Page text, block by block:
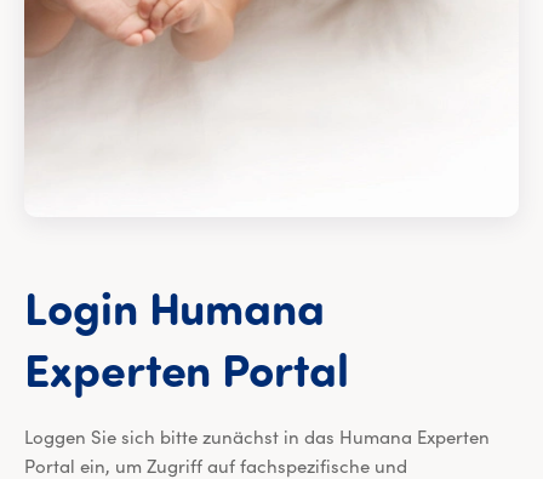
Login Humana
Experten Portal
Loggen Sie sich bitte zunächst in das Humana Experten
Portal ein, um Zugriff auf fachspezifische und